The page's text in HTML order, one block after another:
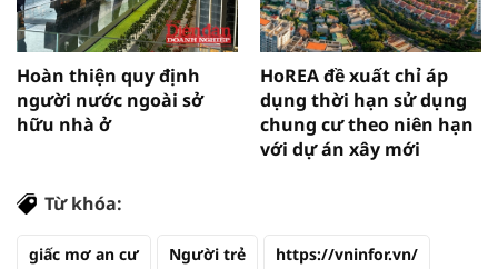
Hoàn thiện quy định
người nước ngoài sở
hữu nhà ở
HoREA đề xuất chỉ áp
dụng thời hạn sử dụng
chung cư theo niên hạn
với dự án xây mới
Từ khóa:
giấc mơ an cư Người trẻ https://vninfor.vn/